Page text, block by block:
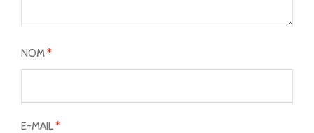
NOM*
E-MAIL*